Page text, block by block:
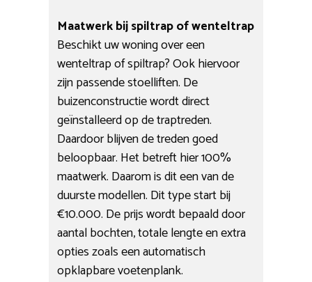
Maatwerk bij spiltrap of wenteltrap
Beschikt uw woning over een
wenteltrap of spiltrap? Ook hiervoor
zijn passende stoelliften. De
buizenconstructie wordt direct
geïnstalleerd op de traptreden.
Daardoor blijven de treden goed
beloopbaar. Het betreft hier 100%
maatwerk. Daarom is dit een van de
duurste modellen. Dit type start bij
€10.000. De prijs wordt bepaald door
aantal bochten, totale lengte en extra
opties zoals een automatisch
opklapbare voetenplank.